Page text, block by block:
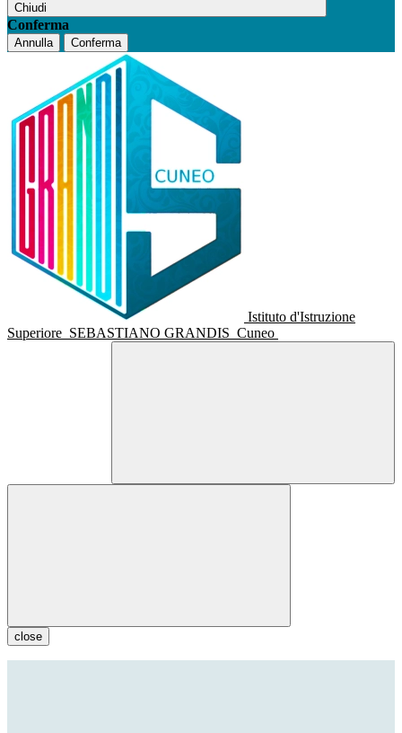
Chiudi
Conferma
Annulla Conferma
Istituto d'Istruzione
Superiore SEBASTIANO GRANDIS Cuneo
close